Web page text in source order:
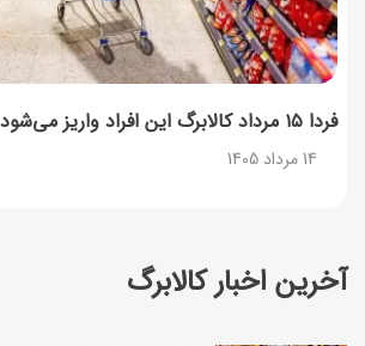
آخرین اخبار کالابرگ
فردا ۱۵ مرداد کالابرگ این افراد واریز می‌شود
14 مرداد 1405